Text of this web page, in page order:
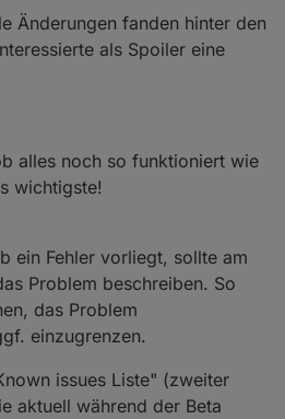
Änderungen fanden hinter den
als Spoiler eine
alles noch so funktioniert wie
wichtigste!
ein Fehler vorliegt, sollte am
Problem beschreiben. So
das Problem
einzugrenzen.
issues Liste" (zweiter
aktuell während der Beta